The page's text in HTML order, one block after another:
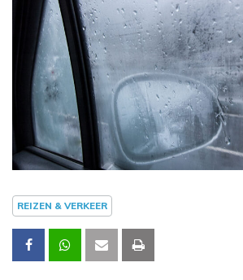
REIZEN & VERKEER